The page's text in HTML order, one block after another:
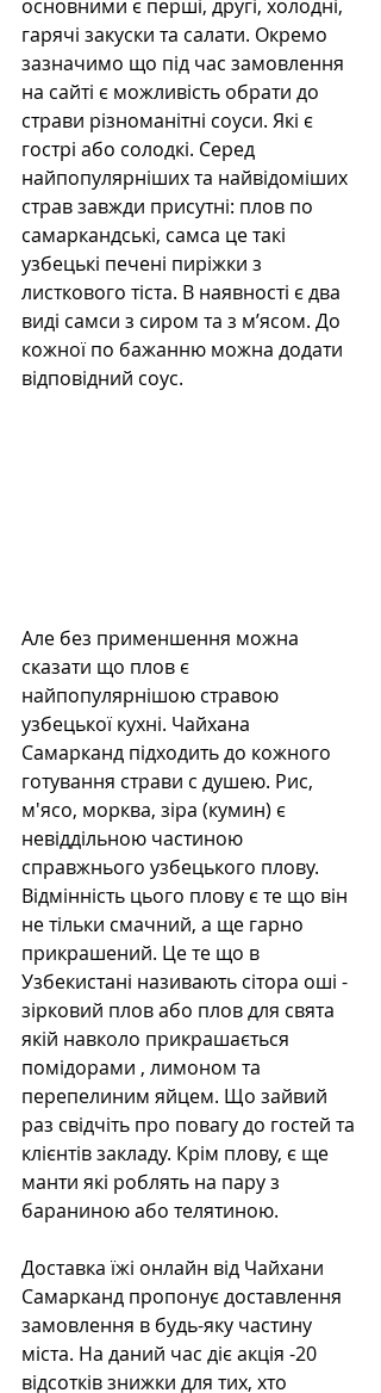
основними є перші, другі, холодні,
гарячі закуски та салати. Окремо
зазначимо що під час замовлення
на сайті є можливість обрати до
страви різноманітні соуси. Які є
гострі або солодкі. Серед
найпопулярніших та найвідоміших
страв завжди присутні: плов по
самаркандські, самса це такі
узбецькі печені пиріжки з
листкового тіста. В наявності є два
виді самси з сиром та з м’ясом. До
кожної по бажанню можна додати
відповідний соус.
Але без применшення можна
сказати що плов є
найпопулярнішою стравою
узбецької кухні. Чайхана
Самарканд підходить до кожного
готування страви с душею. Рис,
м'ясо, морква, зіра (кумин) є
невіддільною частиною
справжнього узбецького плову.
Відмінність цього плову є те що він
не тільки смачний, а ще гарно
прикрашений. Це те що в
Узбекистані називають сітора оші -
зірковий плов або плов для свята
якій навколо прикрашається
помідорами , лимоном та
перепелиним яйцем. Що зайвий
раз свідчіть про повагу до гостей та
клієнтів закладу. Крім плову, є ще
манти які роблять на пару з
бараниною або телятиною.
Доставка їжі онлайн від Чайхани
Самарканд пропонує доставлення
замовлення в будь-яку частину
міста. На даний час діє акція -20
відсотків знижки для тих, хто